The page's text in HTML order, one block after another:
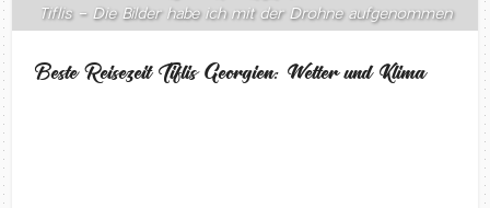
Tiflis - Die Bilder habe ich mit der Drohne aufgenommen
Beste Reisezeit Tiflis Georgien: Wetter und Klima